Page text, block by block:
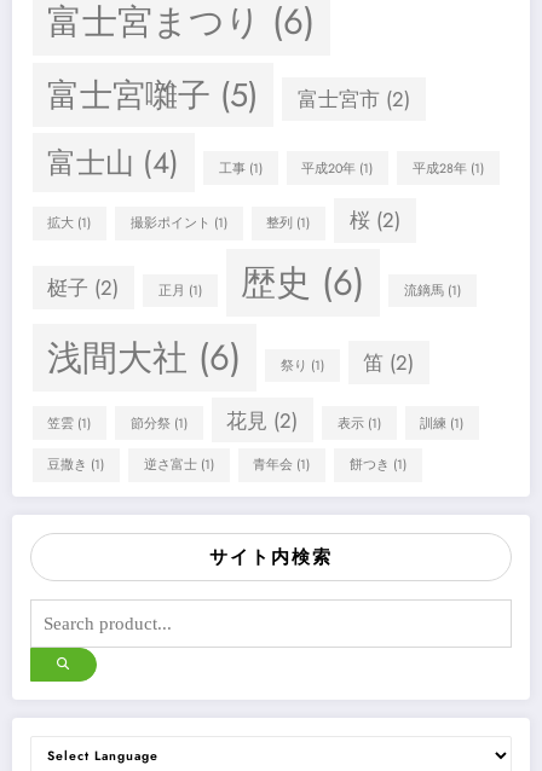
富士宮まつり (6)
富士宮囃子 (5) 富士宮市(2)
富士山 (4) 工事(1) 平成20年 (1) 平成28年(1)
拡大 (1) 撮影ポイント (1) 整列 (1) 桜(2)
梃子 (2) 正月 (1) 歴史 (6) 流鏑馬(1)
浅間大社 (6) 祭り (1) 笛 (2)
笠雲 (1) 節分祭(1) 花見 (2) 表示(1) 訓練 (1)
豆撒き (1) 逆さ富士(1) 青年会 (1) 餅つき (1)
サイト内検索